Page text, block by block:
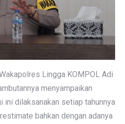
Lingga KOMPOL Adi
menyampaikan
ini dilaksanakan setiap tahunnya
bahkan dengan adanya